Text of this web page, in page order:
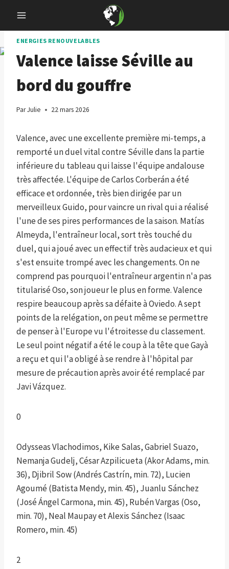
content
ENERGIES RENOUVELABLES
Valence laisse Séville au
bord du gouffre
ParJulie 22 mars 2026
Valence, avec une excellente première mi-temps, a
remporté un duel vital contre Séville dans la partie
inférieure du tableau qui laisse l'équipe andalouse
très affectée. L'équipe de Carlos Corberán a été
efficace et ordonnée, très bien dirigée par un
merveilleux Guido, pour vaincre un rival qui a réalisé
l'une de ses pires performances de la saison. Matías
Almeyda, l'entraîneur local, sort très touché du
duel, qui a joué avec un effectif très audacieux et qui
s'est ensuite trompé avec les changements. On ne
comprend pas pourquoi l'entraîneur argentin n'a pas
titularisé Oso, son joueur le plus en forme. Valence
respire beaucoup après sa défaite à Oviedo. A sept
points de la relégation, on peut même se permettre
de penser à l'Europe vu l'étroitesse du classement.
Le seul point négatif a été le coup à la tête que Gayà
a reçu et qui l'a obligé à se rendre à l'hôpital par
mesure de précaution après avoir été remplacé par
Javi Vázquez.
0
Odysseas Vlachodimos, Kike Salas, Gabriel Suazo,
Nemanja Gudelj, César Azpilicueta (Akor Adams, min.
36), Djibril Sow (Andrés Castrín, min. 72), Lucien
Agoumé (Batista Mendy, min. 45), Juanlu Sánchez
(José Ángel Carmona, min. 45), Rubén Vargas (Oso,
min. 70), Neal Maupay et Alexis Sánchez (Isaac
Romero, min. 45)
2